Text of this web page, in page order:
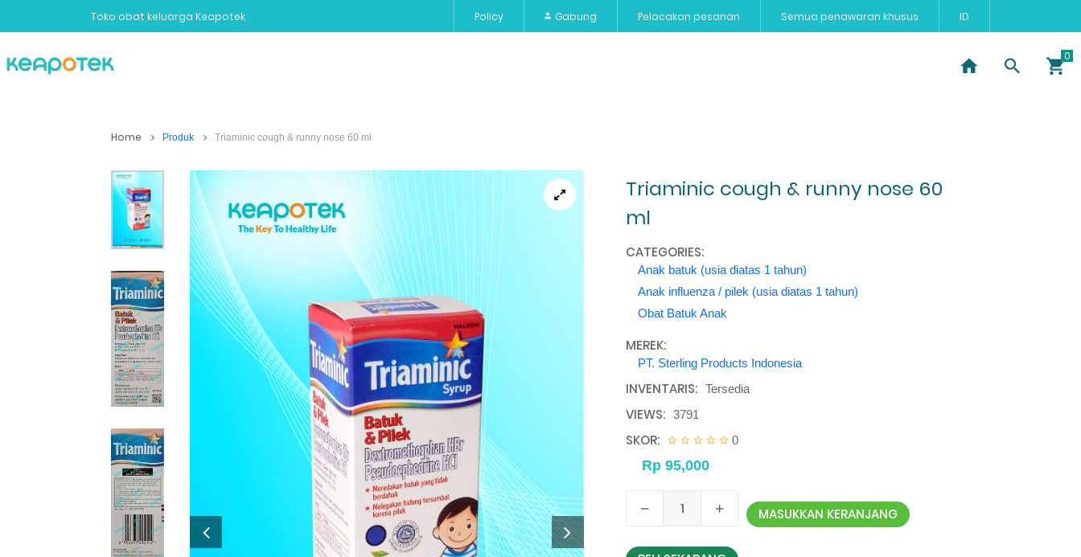
Toko obat keluarga Keapotek Policy Gabung Pelacakan pesanan Semua penawaran khusus ID
Home Produk Triaminic cough & runny nose 60 ml
Triaminic cough & runny nose 60
ml
CATEGORIES:
Anak batuk (usia diatas 1 tahun)
Anak influenza / pilek (usia diatas 1 tahun)
Obat Batuk Anak
MEREK:
PT. Sterling Products Indonesia
INVENTARIS: Tersedia
VIEWS: 3791
SKOR: 0
MASUKKAN KERANJANG